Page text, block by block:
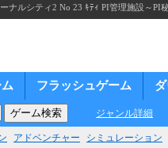
ナルシティ2 No 23 ｷﾃｨ PI管理施設～PI
フラッシュゲーム
ジャンル詳細
アドベンチャー シミュレーション